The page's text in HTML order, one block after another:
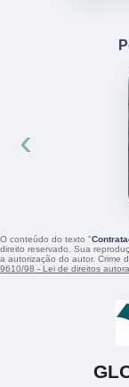
‹
O conteúdo do texto "
direito reservado. Sua
a autorização do autor. Crime
9610/98 - Lei de direitos